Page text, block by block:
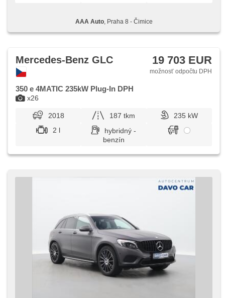
AAA Auto, Praha 8 - Čimice
x26
Mercedes-Benz GLC 19 703 EUR
možnosť odpočtu DPH
350 e 4MATIC 235kW Plug-In DPH
2018 187 tkm
235 kW
2 l
hybridný -
benzín